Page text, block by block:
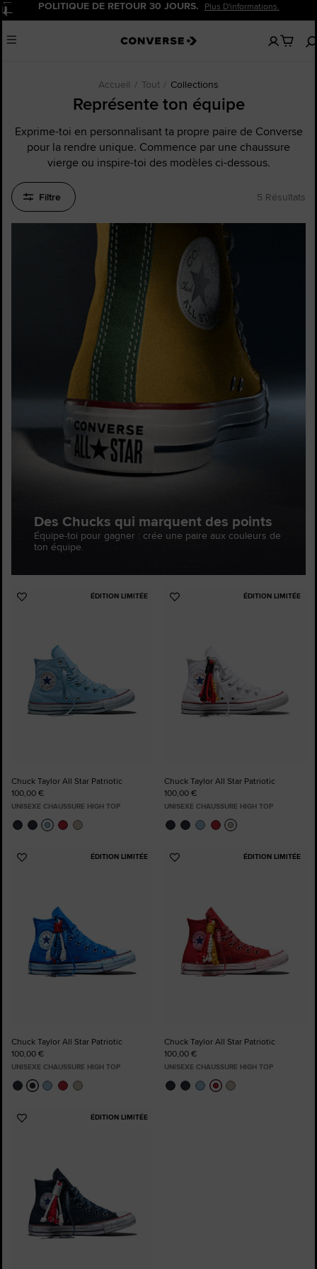
Pause POLITIQUE DE RETOUR 30 JOURS. Plus D'informations.
Menu
Aucun
articles
Accueil Tout Collections
Représente ton équipe
Exprime-toi en personnalisant ta propre paire de Converse
pour la rendre unique. Commence par une chaussure
vierge ou inspire-toi des modèles ci-dessous.
Filtre 5 Résultats
Des Chucks qui marquent des points
Équipe-toi pour gagner : crée une paire aux couleurs de
ton équipe.
ÉDITION LIMITÉE
Ajouter
Chuck Taylor All Star Patriotic
100,00 €
UNISEXE CHAUSSURE HIGH TOP
ÉDITION LIMITÉE
Ajouter
Chuck Taylor All Star Patriotic
100,00 €
UNISEXE CHAUSSURE HIGH TOP
ÉDITION LIMITÉE
Ajouter
Chuck Taylor All Star Patriotic
100,00 €
UNISEXE CHAUSSURE HIGH TOP
ÉDITION LIMITÉE
Ajouter
Chuck Taylor All Star Patriotic
100,00 €
UNISEXE CHAUSSURE HIGH TOP
ÉDITION LIMITÉE
Ajouter